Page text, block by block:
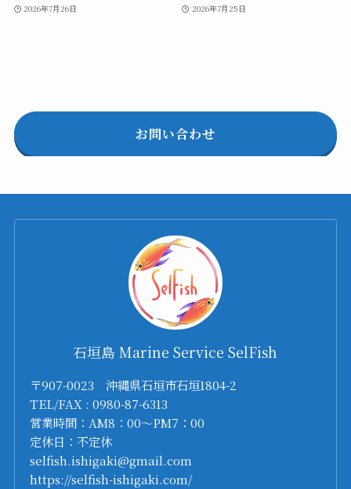
2026年7月26日 2026年7月25日
お問い合わせ
石垣島 Marine Service SelFish
〒907-0023 沖縄県石垣市石垣1804-2
TEL/FAX : 0980-87-6313
営業時間：AM8：00～PM7：00
定休日：不定休
selfish.ishigaki@gmail.com
https://selfish-ishigaki.com/